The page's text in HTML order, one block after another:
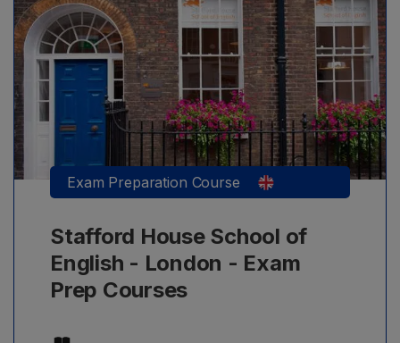
Exam Preparation Course
Stafford House School of
English - London - Exam
Prep Courses
Μαθήματα αγγλικών προετοιμασίας για εξετάσεις/
πιστοποιήσεις αγγλικών, με ελάχιστο επίπεδο Β1,
από 16+ ετών, με ελάχιστη διάρκεια μαθημάτων 1
εβδομάδα.